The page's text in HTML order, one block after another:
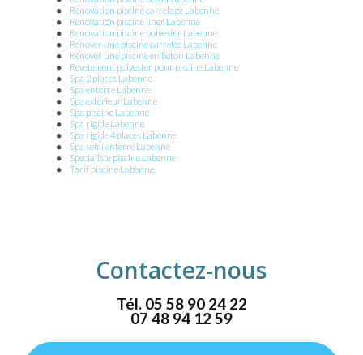
Renovation piscine carrelage Labenne
Renovation piscine liner Labenne
Renovation piscine polyester Labenne
Renover une piscine carrelée Labenne
Renover une piscine en beton Labenne
Revetement polyester pour piscine Labenne
Spa 2 places Labenne
Spa enterré Labenne
Spa exterieur Labenne
Spa piscine Labenne
Spa rigide Labenne
Spa rigide 4 places Labenne
Spa semi enterré Labenne
Specialiste piscine Labenne
Tarif piscine Labenne
Contactez-nous
Tél. 05 58 90 24 22
07 48 94 12 59